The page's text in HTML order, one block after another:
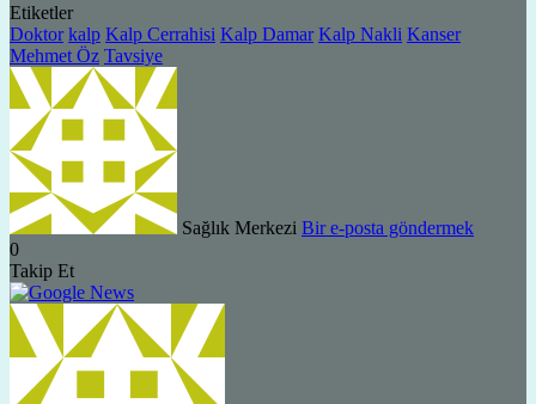
Etiketler
Doktor kalp Kalp Cerrahisi Kalp Damar Kalp Nakli Kanser
Mehmet Öz Tavsiye
Sağlık Merkezi Bir e-posta göndermek
0
Takip Et